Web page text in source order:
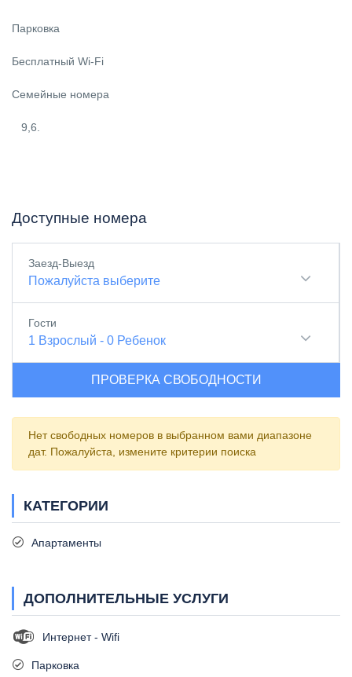
Парковка
Бесплатный Wi-Fi
Семейные номера
9,6.
Доступные номера
Заезд-Выезд
Пожалуйста выберите
Гости
1 Взрослый - 0 Ребенок
ПРОВЕРКА СВОБОДНОСТИ
Нет свободных номеров в выбранном вами диапазоне
дат. Пожалуйста, измените критерии поиска
КАТЕГОРИИ
Апартаменты
ДОПОЛНИТЕЛЬНЫЕ УСЛУГИ
Интернет - Wifi
Парковка